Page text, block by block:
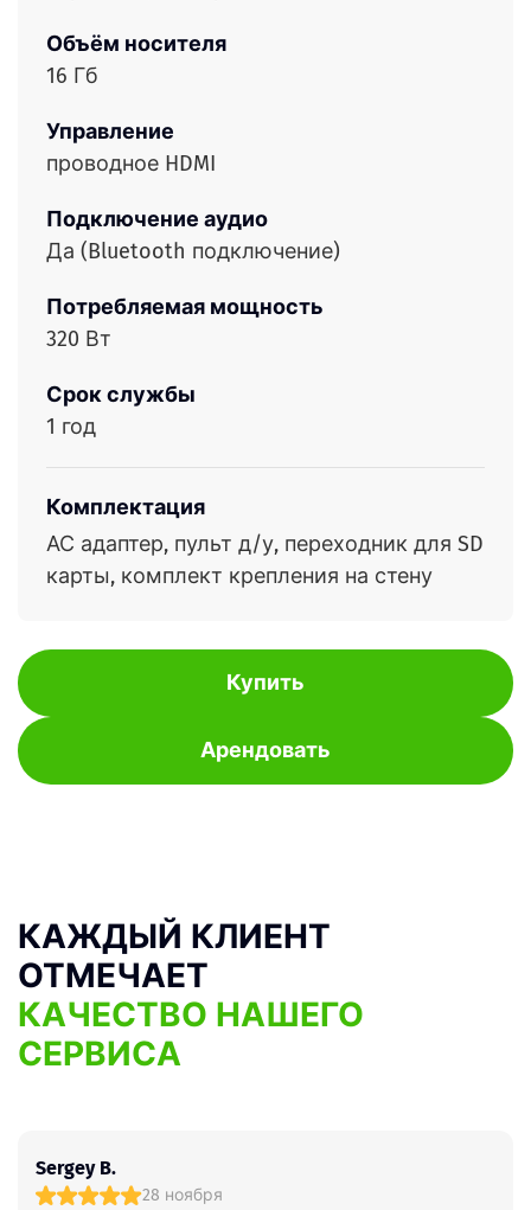
Объём носителя
16 Гб
Управление
проводное HDMI
Подключение аудио
Да (Bluetooth подключение)
Потребляемая мощность
320 Вт
Срок службы
1 год
Комплектация
АС адаптер, пульт д/у, переходник для SD
карты, комплект крепления на стену
Купить
Арендовать
КАЖДЫЙ КЛИЕНТ
ОТМЕЧАЕТ
КАЧЕСТВО НАШЕГО
СЕРВИСА
Sergey B.
28 ноября